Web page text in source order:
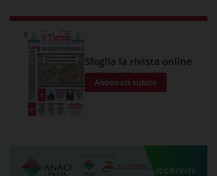
Sfoglia la rivista online
Abbonati subito